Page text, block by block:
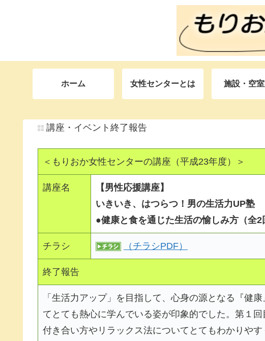
ホーム 女性センターとは 施設・空
講座・イベント終了報告
＜もりおか女性センターの講座（平成23年度）＞
講座名
【男性応援講座】
いきいき、はつらつ！男の生活力UP塾
●健康と食を通じた生活の愉しみ方（全2
チラシ （チラシPDF）
終了報告
「生活力アップ」を目指して、心身の源となる『健
てとても熱心に学んでいる姿が印象的でした。第１
付き合い方やリラックス法についてとてもわかりやす